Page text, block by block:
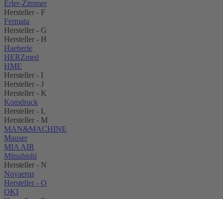
Erler-Zimmer
Hersteller - F
Fermata
Hersteller - G
Hersteller - H
Haeberle
HERZmed
HME
Hersteller - I
Hersteller - J
Hersteller - K
Komdruck
Hersteller - L
Hersteller - M
MAN&MACHINE
Mauser
MIA AIR
Mitsubishi
Hersteller - N
Novaerus
Hersteller - O
OKI